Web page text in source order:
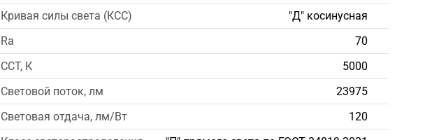
Кривая силы света (КСС)
"Д" косинусная
Ra
70
CCT, К
5000
Световой поток, лм
23975
Световая отдача, лм/Вт
120